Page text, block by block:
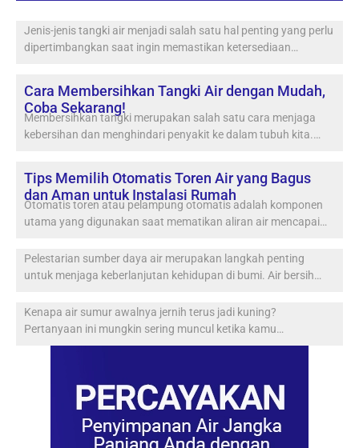
Jenis-jenis tangki air menjadi salah satu hal penting yang perlu
dipertimbangkan saat ingin memastikan ketersediaan…
Cara Membersihkan Tangki Air dengan Mudah,
Coba Sekarang!
Membersihkan tangki merupakan salah satu cara menjaga
kebersihan dan menghindari penyakit ke dalam tubuh kita.…
Tips Memilih Otomatis Toren Air yang Bagus
dan Aman untuk Instalasi Rumah
Otomatis toren atau pelampung otomatis adalah komponen
utama yang digunakan saat mematikan aliran air mencapai…
Pelestarian sumber daya air merupakan langkah penting
untuk menjaga keberlanjutan kehidupan di bumi. Air bersih…
Kenapa air sumur awalnya jernih terus jadi kuning?
Pertanyaan ini mungkin sering muncul ketika kamu…